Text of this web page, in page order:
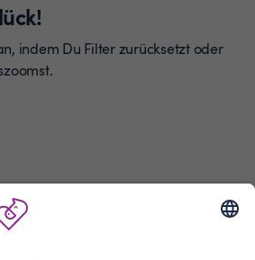
indem Du Filter zurücksetzt oder